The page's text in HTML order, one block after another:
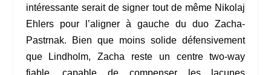
intéressante serait de signer tout de même Nikolaj
Ehlers pour l’aligner à gauche du duo Zacha-
Pastrnak. Bien que moins solide défensivement
que Lindholm, Zacha reste un centre two-way
fiable, capable de compenser les lacunes